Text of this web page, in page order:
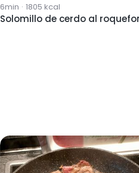
6min · 1805 kcal
Solomillo de cerdo al